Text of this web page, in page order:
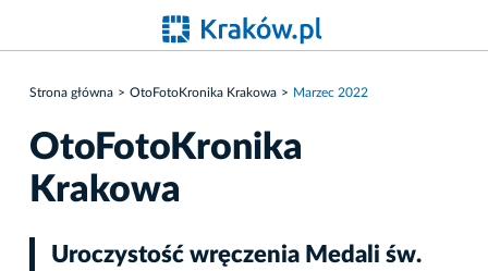
Strona główna OtoFotoKronika Krakowa Marzec 2022
OtoFotoKronika
Krakowa
Uroczystość wręczenia Medali św.